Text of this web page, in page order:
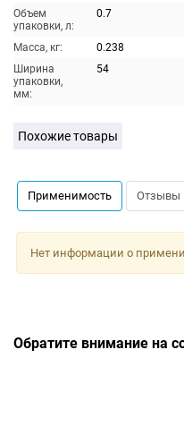
Объем
упаковки, л:
0.7
Масса, кг:
0.238
Ширина
упаковки,
мм:
54
Похожие товары
Применимость Отзывы
Нет информации о
Обратите внимание на